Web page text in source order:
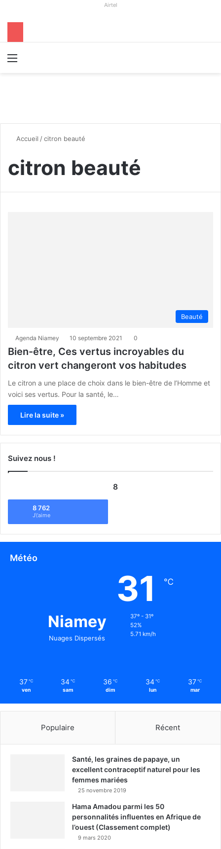
Airtel
Accueil /citron beauté
citron beauté
Beauté
Agenda Niamey 10 septembre 2021 0
Bien-être, Ces vertus incroyables du
citron vert changeront vos habitudes
Le citron a une place de choix dans le bien-être de l’Homme et
voici ses vertus. Pour la santé, le…
Lire la suite »
Suivez nous !
8
8 762
J\'aime
Météo
Niamey
Nuages Dispersés
31 ℃
37º - 31º
52%
5.71 km/h
37 ℃
ven
34 ℃
sam
36 ℃
dim
34 ℃
lun
37 ℃
mar
Populaire Récent
Santé, les graines de papaye, un
excellent contraceptif naturel pour les
femmes mariées
25 novembre 2019
Hama Amadou parmi les 50
personnalités influentes en Afrique de
l’ouest (Classement complet)
9 mars 2020